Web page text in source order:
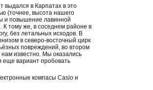
выдался в Карпатах в это
(точнее, высота нашего
и повышение лавинной
тому же, в соседнем районе в
без летальных исходов. В
в северо-восточный цирк
повреждений, во втором
известно. Мы оказались
еще вариант пробовать
компасы Casio и